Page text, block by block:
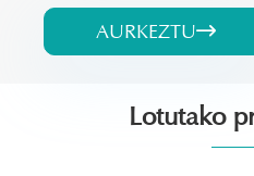
AURKEZTU
Lotutako